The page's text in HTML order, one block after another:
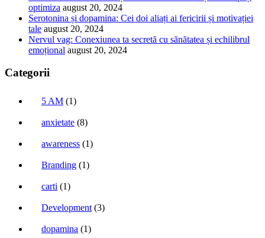
optimiza august 20, 2024
Serotonina și dopamina: Cei doi aliați ai fericirii și motivației
tale august 20, 2024
Nervul vag: Conexiunea ta secretă cu sănătatea și echilibrul
emoțional august 20, 2024
Categorii
5 AM (1)
anxietate (8)
awareness (1)
Branding (1)
carti (1)
Development (3)
dopamina (1)